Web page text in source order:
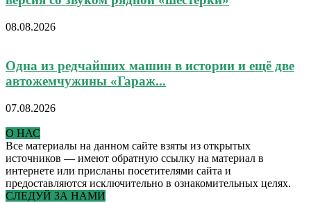
08.08.2026
Одна из редчайших машин в истории и ещё две
автожемчужины «Гараж...
07.08.2026
О НАС
Все материалы на данном сайте взяты из открытых
источников — имеют обратную ссылку на материал в
интернете или присланы посетителями сайта и
предоставляются исключительно в ознакомительных целях.
СЛЕДУЙ ЗА НАМИ